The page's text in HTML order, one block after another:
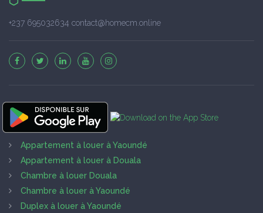
+237 695032634 contact@homecm.online
Appartement à louer à Yaoundé
Appartement à louer à Douala
Chambre à louer Douala
Chambre à louer à Yaoundé
Duplex à louer à Yaoundé